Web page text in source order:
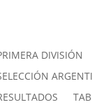
DIVISIÓN